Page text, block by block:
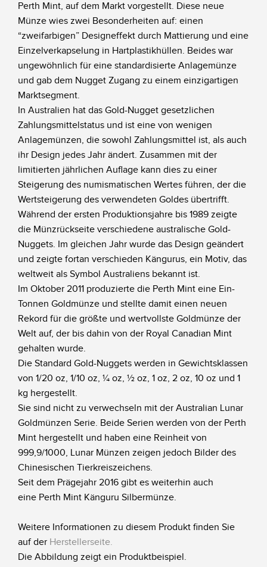
Perth Mint, auf dem Markt vorgestellt. Diese neue
Münze wies zwei Besonderheiten auf: einen
“zweifarbigen” Designeffekt durch Mattierung und eine
Einzelverkapselung in Hartplastikhüllen. Beides war
ungewöhnlich für eine standardisierte Anlagemünze
und gab dem Nugget Zugang zu einem einzigartigen
Marktsegment.
In Australien hat das Gold-Nugget gesetzlichen
Zahlungsmittelstatus und ist eine von wenigen
Anlagemünzen, die sowohl Zahlungsmittel ist, als auch
ihr Design jedes Jahr ändert. Zusammen mit der
limitierten jährlichen Auflage kann dies zu einer
Steigerung des numismatischen Wertes führen, der die
Wertsteigerung des verwendeten Goldes übertrifft.
Während der ersten Produktionsjahre bis 1989 zeigte
die Münzrückseite verschiedene australische Gold-
Nuggets. Im gleichen Jahr wurde das Design geändert
und zeigte fortan verschieden Kängurus, ein Motiv, das
weltweit als Symbol Australiens bekannt ist.
Im Oktober 2011 produzierte die Perth Mint eine Ein-
Tonnen Goldmünze und stellte damit einen neuen
Rekord für die größte und wertvollste Goldmünze der
Welt auf, der bis dahin von der Royal Canadian Mint
gehalten wurde.
Die Standard Gold-Nuggets werden in Gewichtsklassen
von 1/20 oz, 1/10 oz, ¼ oz, ½ oz, 1 oz, 2 oz, 10 oz und 1
kg hergestellt.
Sie sind nicht zu verwechseln mit der Australian Lunar
Goldmünzen Serie. Beide Serien werden von der Perth
Mint hergestellt und haben eine Reinheit von
999,9/1000, Lunar Münzen zeigen jedoch Bilder des
Chinesischen Tierkreiszeichens.
Seit dem Prägejahr 2016 gibt es weiterhin auch
eine Perth Mint Känguru Silbermünze.
Weitere Informationen zu diesem Produkt finden Sie
auf der Herstellerseite.
Die Abbildung zeigt ein Produktbeispiel.